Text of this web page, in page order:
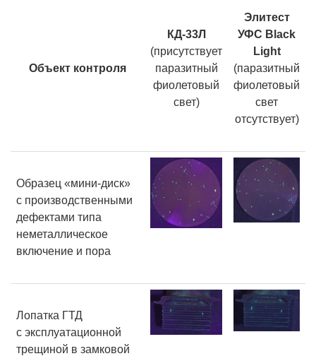
Объект контроля
КД-33Л
(присутствует
паразитный
фиолетовый
свет)
Элитест
УФС Black
Light
(паразитный
фиолетовый
свет
отсутствует)
Образец «мини-диск»
с производственными
дефектами типа
неметаллическое
включение и пора
Лопатка ГТД
с эксплуатационной
трещиной в замковой